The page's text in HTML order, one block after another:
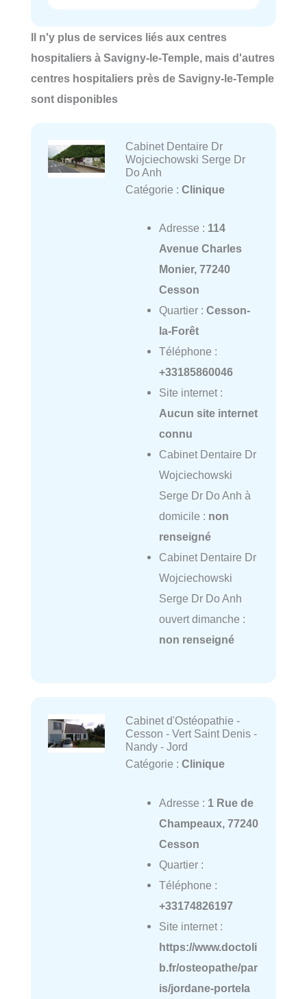
Il n'y plus de services liés aux centres
hospitaliers à Savigny-le-Temple, mais d'autres
centres hospitaliers près de Savigny-le-Temple
sont disponibles
Cabinet Dentaire Dr
Wojciechowski Serge Dr
Do Anh
Catégorie : Clinique
Adresse : 114
Avenue Charles
Monier, 77240
Cesson
Quartier : Cesson-
la-Forêt
Téléphone :
+33185860046
Site internet :
Aucun site internet
connu
Cabinet Dentaire Dr
Wojciechowski
Serge Dr Do Anh à
domicile : non
renseigné
Cabinet Dentaire Dr
Wojciechowski
Serge Dr Do Anh
ouvert dimanche :
non renseigné
Cabinet d'Ostéopathie -
Cesson - Vert Saint Denis -
Nandy - Jord
Catégorie : Clinique
Adresse : 1 Rue de
Champeaux, 77240
Cesson
Quartier :
Téléphone :
+33174826197
Site internet :
https://www.doctoli
b.fr/osteopathe/par
is/jordane-portela